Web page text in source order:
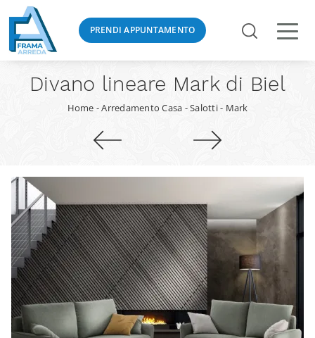
PRENDI APPUNTAMENTO
Divano lineare Mark di Biel
Home -Arredamento Casa -Salotti- Mark